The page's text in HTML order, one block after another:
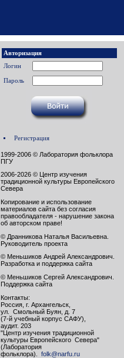
Авторизация
Логин
Пароль
Регистрация
1999-2006 © Лаборатория фольклора
ПГУ
2006-2026 © Центр изучения
традиционной культуры Европейского
Севера
Копирование и использование
материалов сайта без согласия
правообладателя - нарушение закона
об авторском праве!
© Дранникова Наталья Васильевна.
Руководитель проекта
© Меньшиков Андрей Александрович.
Разработка и поддержка сайта
© Меньшиков Сергей Александрович.
Поддержка сайта
Контакты:
Россия, г. Архангельск,
ул. Смольный Буян, д. 7
(7-й учебный корпус САФУ),
аудит. 203
"Центр изучения традиционной
культуры Европейского Севера"
(Лаборатория
фольклора).
folk@narfu.ru